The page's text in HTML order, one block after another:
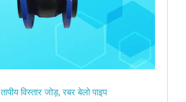
तापीय विस्तार जोड़,रबर बेलो पाइप